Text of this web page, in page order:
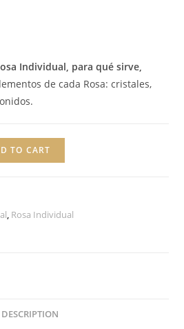
Individual, para qué sirve,
de cada Rosa: cristales,
TO CART
, Rosa Individual
DESCRIPTION